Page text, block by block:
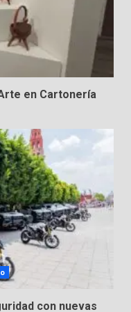
en Cartonería
con nuevas